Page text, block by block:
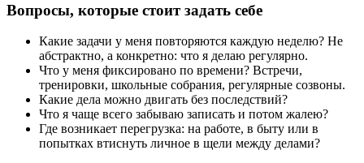
Вопросы, которые стоит задать себе
Какие задачи у меня повторяются каждую неделю? Не
абстрактно, а конкретно: что я делаю регулярно.
Что у меня фиксировано по времени? Встречи,
тренировки, школьные собрания, регулярные созвоны.
Какие дела можно двигать без последствий?
Что я чаще всего забываю записать и потом жалею?
Где возникает перегрузка: на работе, в быту или в
попытках втиснуть личное в щели между делами?